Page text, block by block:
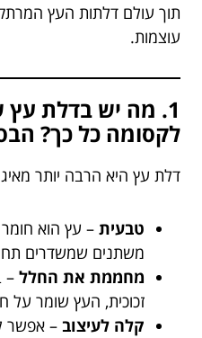
תוך עולם דלתות העץ
עוצמות.
1. מה יש בדלת
לקסומה כל כך?
דלת עץ היא הרבה יותר
טבעית – עץ הוא
משתנים שמשדרים
מחממת את החלל –
זכוכית, העץ שומר על
קלה לעיצוב – אפשר